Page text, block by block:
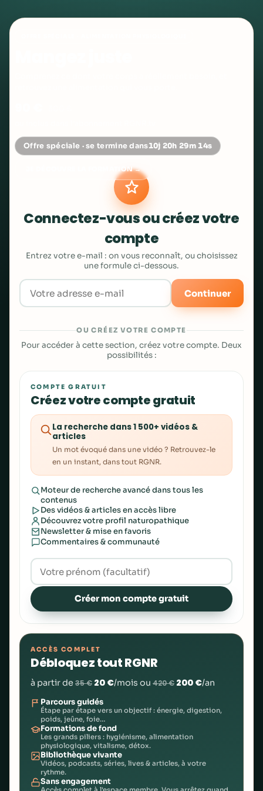
JE DÉCOUVRE LA FORMATION →
Offre spéciale · se termine dans10j 20h 29m 14s
Connectez-vous ou créez votre
compte
Entrez votre e-mail : on vous reconnaît, ou choisissez
une formule ci-dessous.
Continuer
OU CRÉEZ VOTRE COMPTE
Pour accéder à cette section, créez votre compte. Deux
possibilités :
COMPTE GRATUIT
Créez votre compte gratuit
La recherche dans 1 500+ vidéos &
articles
Un mot évoqué dans une vidéo ? Retrouvez-le
en un instant, dans tout RGNR.
Moteur de recherche avancé dans tous les
contenus
Des vidéos & articles en accès libre
Découvrez votre profil naturopathique
Newsletter & mise en favoris
Commentaires & communauté
Créer mon compte gratuit
ACCÈS COMPLET
Débloquez tout RGNR
à partir de35 € 20 €/mois ou 420 € 200 €/an
Parcours guidés
Étape par étape vers un objectif : énergie, digestion,
poids, jeûne, foie…
Formations de fond
Les grands piliers : hygiénisme, alimentation
physiologique, vitalisme, détox.
Bibliothèque vivante
Vidéos, podcasts, séries, lives & articles, à votre
rythme.
Sans engagement